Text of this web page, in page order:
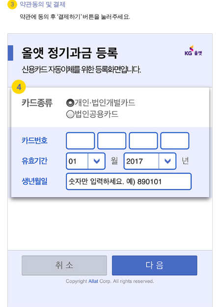
3 약관동의및결제
약관에동의후‘결제하기’버튼을눌러주세요.